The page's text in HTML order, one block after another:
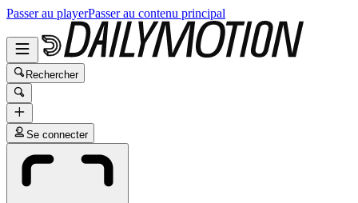
Passer au playerPasser au contenu principal
Rechercher
Se connecter